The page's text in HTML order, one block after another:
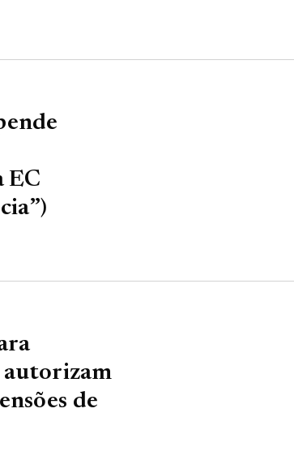
EC
autorizam
de